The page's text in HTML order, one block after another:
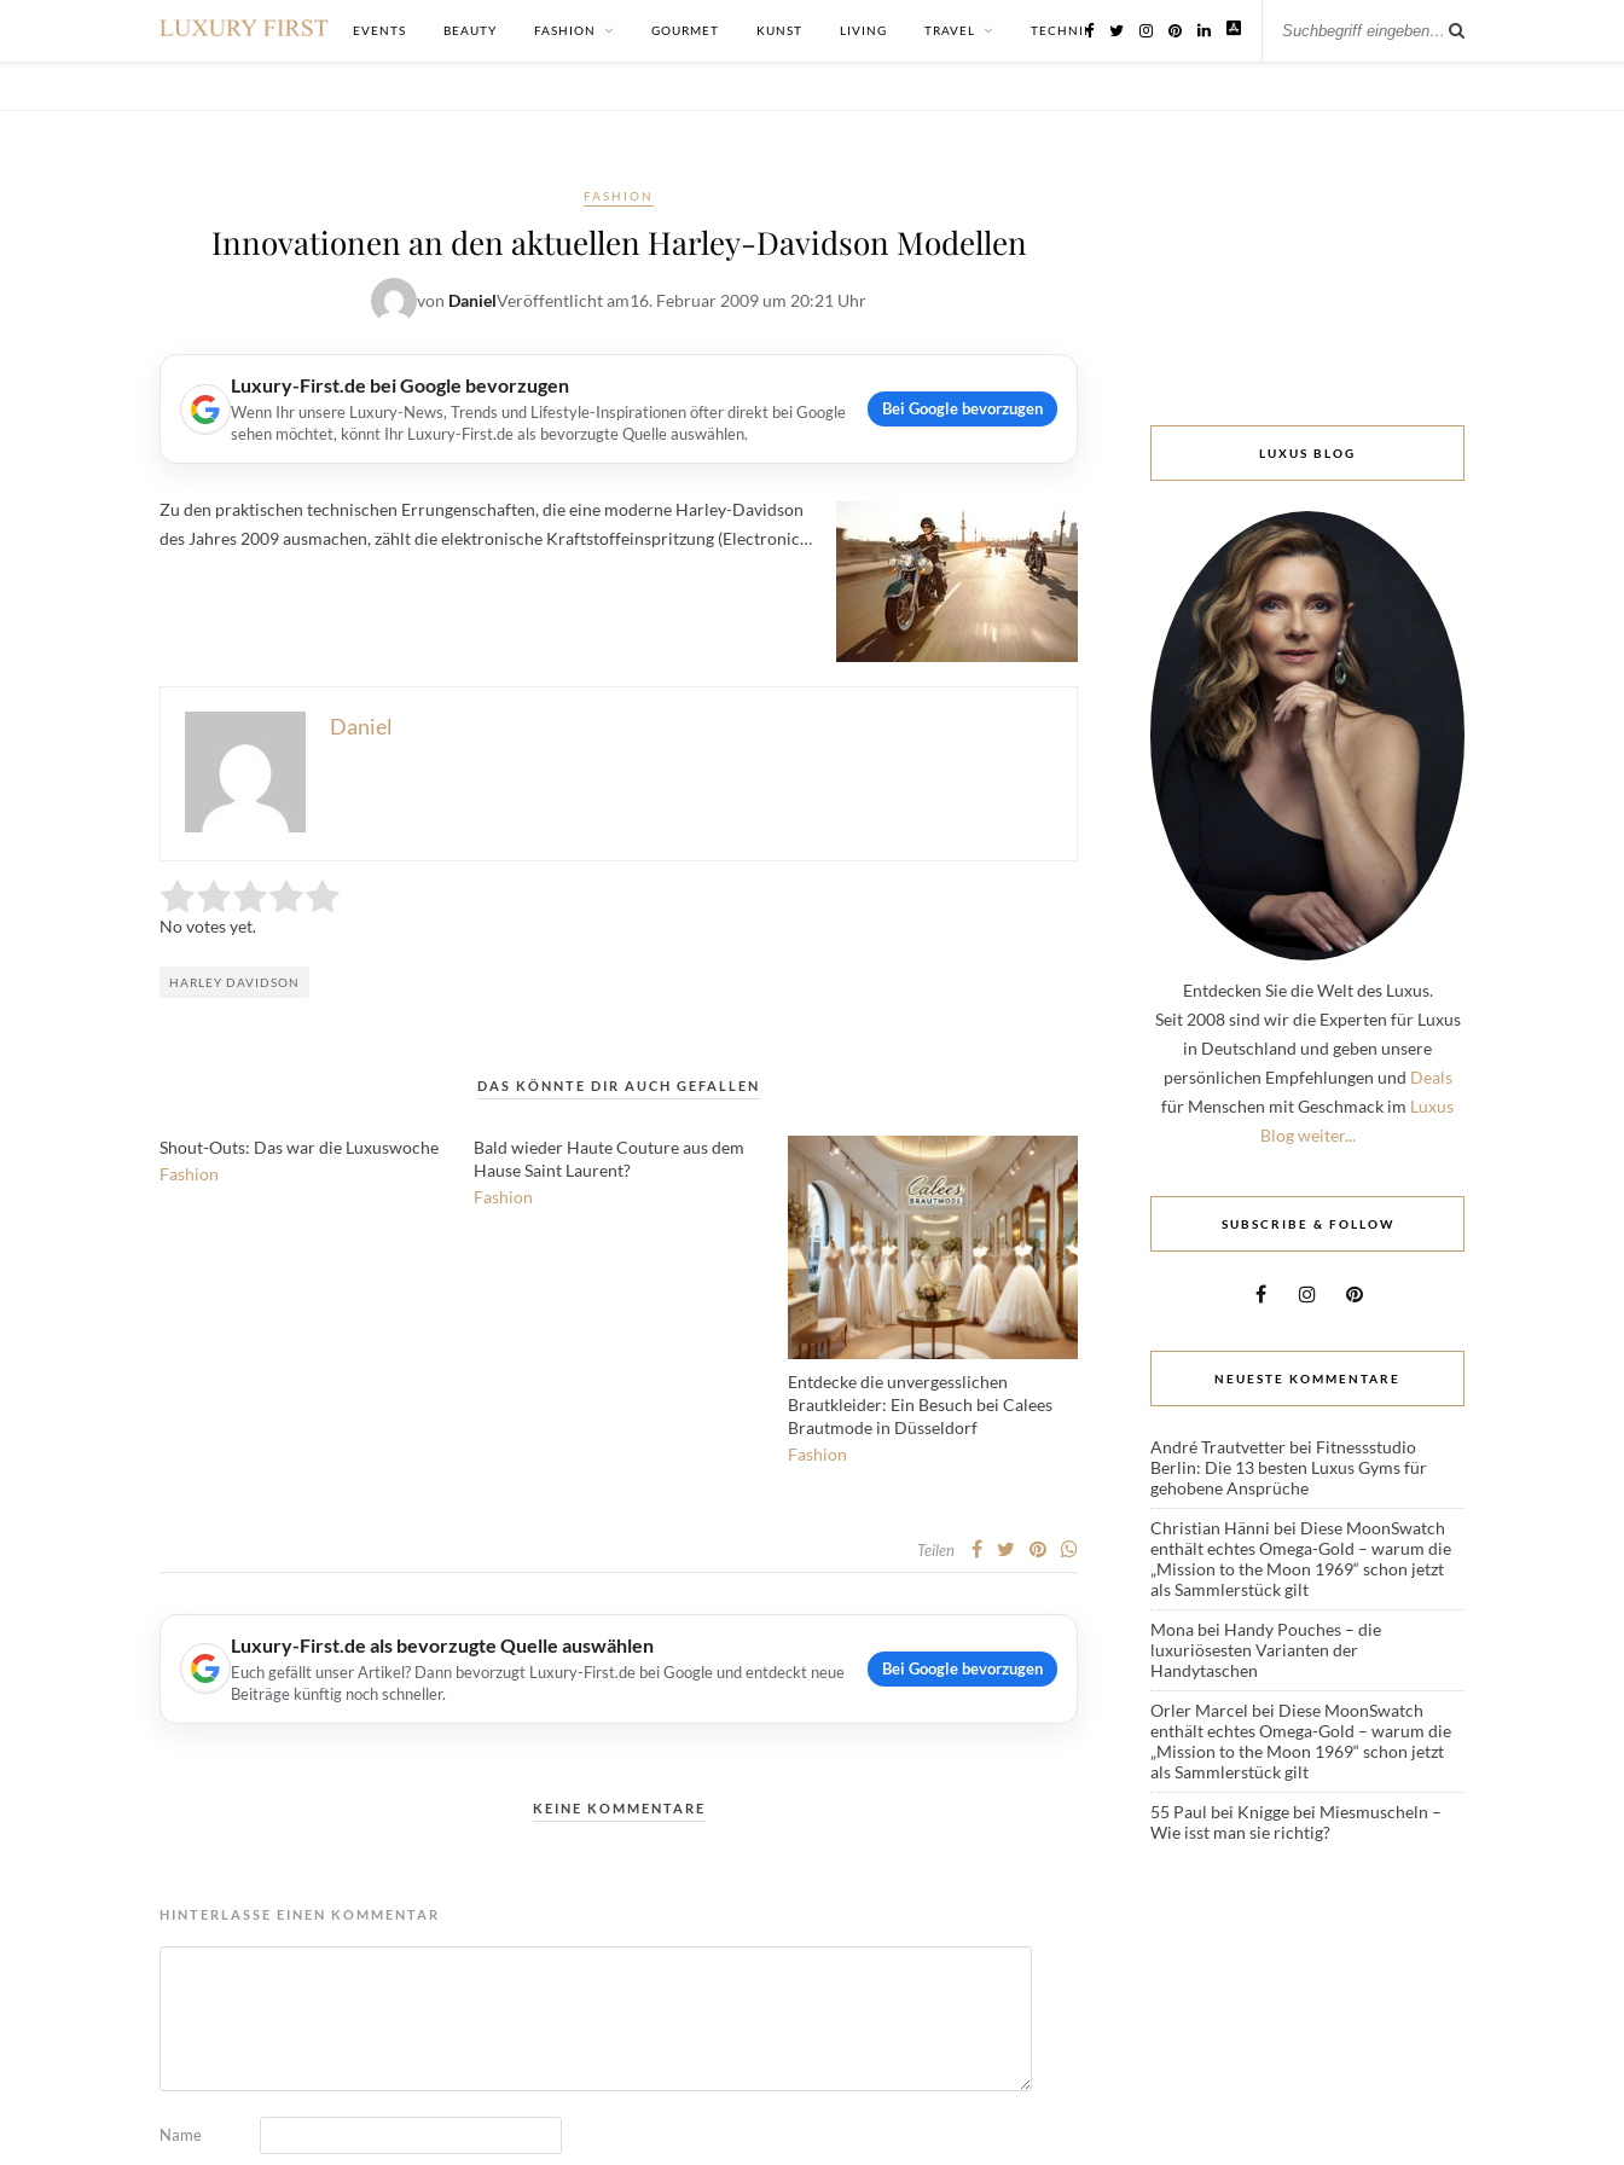
EVENTS BEAUTY FASHION GOURMET KUNST LIVING TRAVEL TECHNIK
FASHION
Innovationen an den aktuellen Harley-Davidson Modellen
von DanielVeröffentlicht am16. Februar 2009 um 20:21 Uhr
Luxury-First.de bei Google bevorzugen
Wenn Ihr unsere Luxury-News, Trends und Lifestyle-Inspirationen öfter direkt bei Google
sehen möchtet, könnt Ihr Luxury-First.de als bevorzugte Quelle auswählen.
Bei Google bevorzugen
Zu den praktischen technischen Errungenschaften, die eine moderne Harley-Davidson
des Jahres 2009 ausmachen, zählt die elektronische Kraftstoffeinspritzung (Electronic…
Daniel
Rate this item: Submit Rating
No votes yet.
HARLEY DAVIDSON
DAS KÖNNTE DIR AUCH GEFALLEN
Shout-Outs: Das war die Luxuswoche
Fashion
Bald wieder Haute Couture aus dem
Hause Saint Laurent?
Fashion
Entdecke die unvergesslichen
Brautkleider: Ein Besuch bei Calees
Brautmode in Düsseldorf
Fashion
Teilen
Luxury-First.de als bevorzugte Quelle auswählen
Euch gefällt unser Artikel? Dann bevorzugt Luxury-First.de bei Google und entdeckt neue
Beiträge künftig noch schneller.
Bei Google bevorzugen
KEINE KOMMENTARE
HINTERLASSE EINEN KOMMENTAR
Name
LUXUS BLOG
Entdecken Sie die Welt des Luxus.
Seit 2008 sind wir die Experten für Luxus
in Deutschland und geben unsere
persönlichen Empfehlungen und Deals
für Menschen mit Geschmack im Luxus
Blog weiter...
SUBSCRIBE & FOLLOW
NEUESTE KOMMENTARE
André Trautvetter bei Fitnessstudio
Berlin: Die 13 besten Luxus Gyms für
gehobene Ansprüche
Christian Hänni bei Diese MoonSwatch
enthält echtes Omega-Gold – warum die
„Mission to the Moon 1969“ schon jetzt
als Sammlerstück gilt
Mona bei Handy Pouches – die
luxuriösesten Varianten der
Handytaschen
Orler Marcel bei Diese MoonSwatch
enthält echtes Omega-Gold – warum die
„Mission to the Moon 1969“ schon jetzt
als Sammlerstück gilt
55 Paul bei Knigge bei Miesmuscheln –
Wie isst man sie richtig?